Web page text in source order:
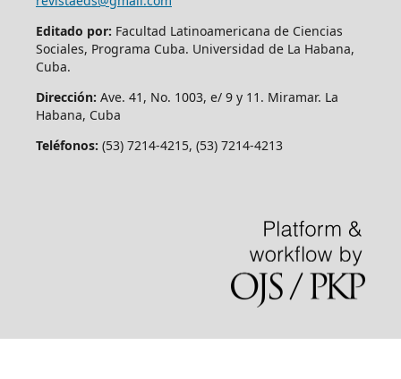
Editado por: Facultad Latinoamericana de Ciencias
Sociales, Programa Cuba. Universidad de La Habana,
Cuba.
Dirección: Ave. 41, No. 1003, e/ 9 y 11. Miramar. La
Habana, Cuba
Teléfonos: (53) 7214-4215, (53) 7214-4213